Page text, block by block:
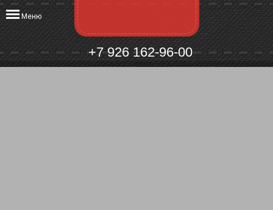
+7 926 162-96-00
Меню